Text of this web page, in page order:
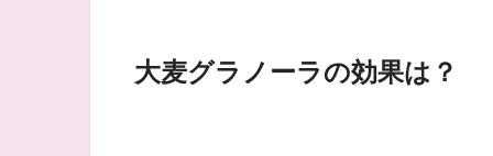
大麦グラノーラの効果は？